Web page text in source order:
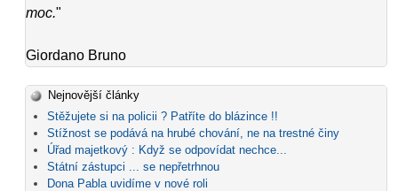
moc."
Giordano Bruno
Nejnovější články
Stěžujete si na policii ? Patříte do blázince !!
Stížnost se podává na hrubé chování, ne na trestné činy
Úřad majetkový : Když se odpovídat nechce...
Státní zástupci ... se nepřetrhnou
Dona Pabla uvidíme v nové roli